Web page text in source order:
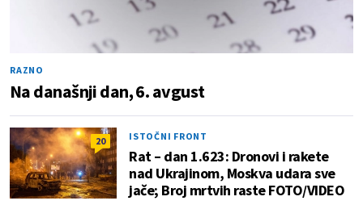
RAZNO
Na današnji dan, 6. avgust
20 ISTOČNI FRONT
Rat – dan 1.623: Dronovi i rakete
nad Ukrajinom, Moskva udara sve
jače; Broj mrtvih raste FOTO/VIDEO